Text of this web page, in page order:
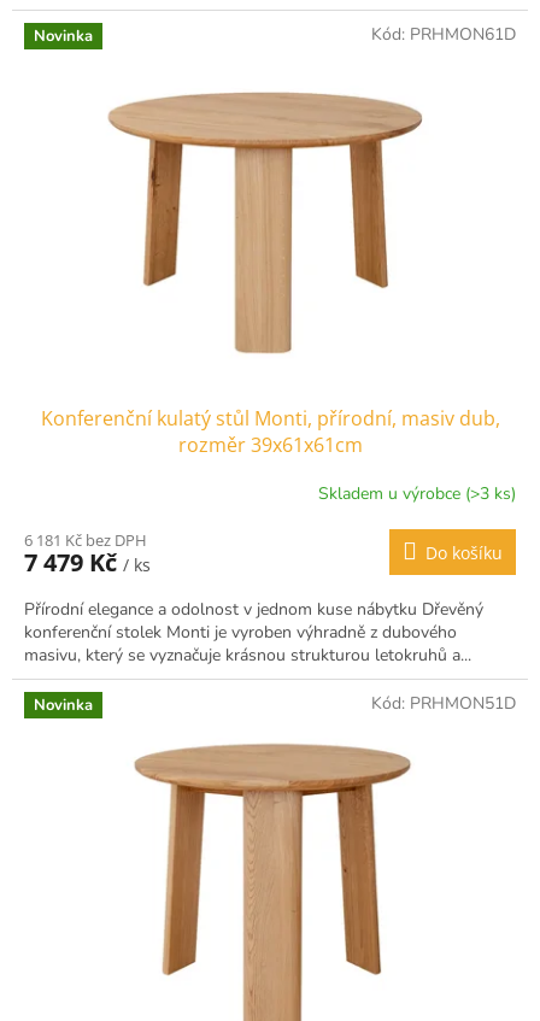
Novinka
Konferenční kulatý stůl Monti, přírodní, masiv dub,
rozměr 39x61x61cm
Skladem u výrobce (>3 ks)
6 181 Kč bez DPH
7 479 Kč / ks
Do košíku
Přírodní elegance a odolnost v jednom kuse nábytku Dřevěný
konferenční stolek Monti je vyroben výhradně z dubového
masivu, který se vyznačuje krásnou strukturou letokruhů a...
Kód: PRHMON61D
Novinka Kód: PRHMON51D